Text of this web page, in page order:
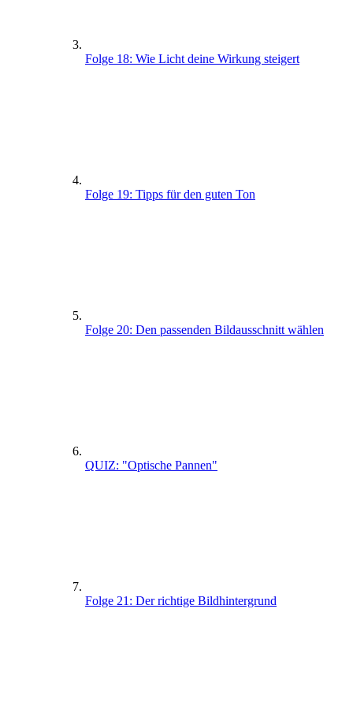
Folge 18: Wie Licht deine Wirkung steigert
Folge 19: Tipps für den guten Ton
Folge 20: Den passenden Bildausschnitt wählen
QUIZ: "Optische Pannen"
Folge 21: Der richtige Bildhintergrund